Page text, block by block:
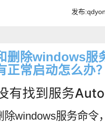
发布
删除windows服
正常启动怎么办
有找到服务
除windows服务命令